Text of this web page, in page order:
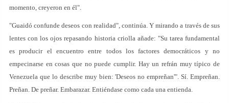
momento, creyeron en él".
"Guaidó confunde deseos con realidad", continúa. Y mirando a través de sus
lentes con los ojos repasando historia criolla añade: "Su tarea fundamental
es producir el encuentro entre todos los factores democráticos y no
empecinarse en cosas que no puede cumplir. Hay un refrán muy típico de
Venezuela que lo describe muy bien: 'Deseos no empreñan'". Sí. Empreñan.
Preñan. De preñar. Embarazar. Entiéndase como cada una entienda.